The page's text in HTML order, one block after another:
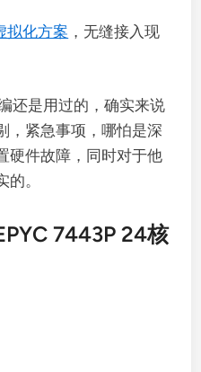
拟化方案 ，无缝接入现
还是用过的，确实来说
，紧急事项，哪怕是深
硬件故障，同时对于他
。
7443P 24核